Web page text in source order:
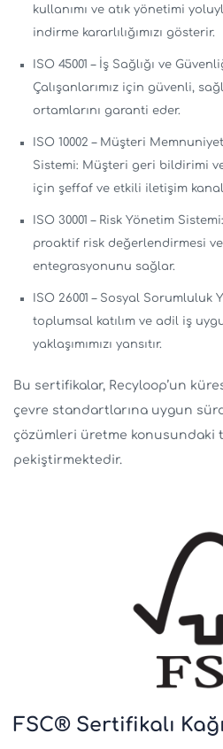
kullanımı ve atık yönetimi
indirme kararlılığımızı gösterir.
ISO 45001 – İş Sağlığı ve
Çalışanlarımız için güvenli,
ortamlarını garanti eder.
ISO 10002 – Müşteri
Sistemi: Müşteri geri bildirimi
için şeffaf ve etkili iletişim
ISO 30001 – Risk Yönetim
proaktif risk değerlendirmesi
entegrasyonunu sağlar.
ISO 26001 – Sosyal Sorumluluk
toplumsal katılım ve adil iş
yaklaşımımızı yansıtır.
Bu sertifikalar, Recyloop’un
çevre standartlarına uygun
çözümleri üretme konusundaki
pekiştirmektedir.
FSC® Sertifikalı